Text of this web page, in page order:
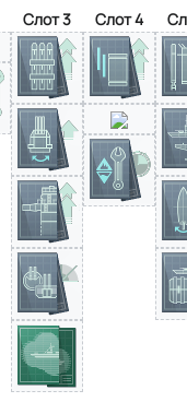
Слот 3 Слот 4